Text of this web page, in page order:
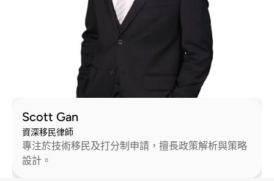
Scott Gan
資深移民律師
專注於技術移民及打分制申請，擅長政策解析與策略
設計。